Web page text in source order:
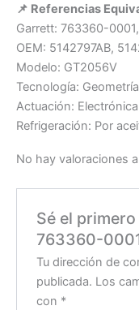
📌 Referencias
Garrett: 763360-
OEM: 5142797AB,
Modelo: GT2056V
Tecnología:
Actuación: Electrónica
Refrigeración: Por
No hay valoraciones
Sé el
763360-
Tu dirección de
publicada. Los
con *